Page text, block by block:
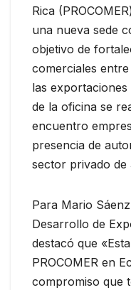
Rica
una nueva sede
objetivo de
comerciales
las
de la oficina se
encuentro
presencia de
sector privado de
Para Mario
Desarrollo de
destacó que
PROCOMER en
compromiso que